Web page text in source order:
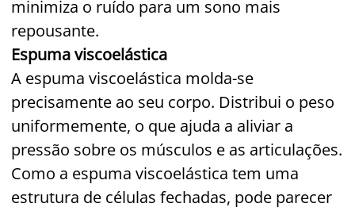
minimiza o ruído para um sono mais
repousante.
Espuma viscoelástica
A espuma viscoelástica molda-se
precisamente ao seu corpo. Distribui o peso
uniformemente, o que ajuda a aliviar a
pressão sobre os músculos e as articulações.
Como a espuma viscoelástica tem uma
estrutura de células fechadas, pode parecer